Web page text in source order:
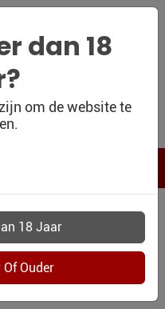
dan 18
om de website te